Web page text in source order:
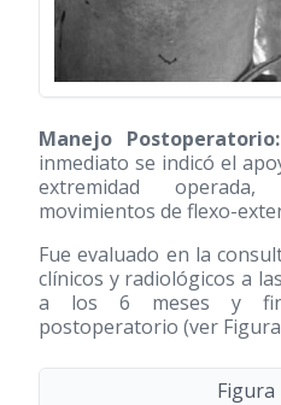
Manejo Postoperatorio:
inmediato se indicó el
extremidad
movimientos de flexo-
Fue evaluado en la
clínicos y radiológicos a
a los 6 meses y
postoperatorio (ver Figura
Figura